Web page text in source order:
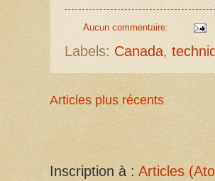
Aucun commentaire:
Labels: Canada,
Articles plus récents
Inscription à : Articles